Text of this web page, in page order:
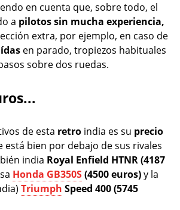
en cuenta que, sobre todo, el
a pilotos sin mucha experiencia,
extra, por ejemplo, en caso de
en parado, tropiezos habituales
sobre dos ruedas.
de esta retro india es su precio
está bien por debajo de sus rivales
india Royal Enfield HTNR (4187
Honda GB350S(4500euros)y la
Triumph Speed 400 (5745